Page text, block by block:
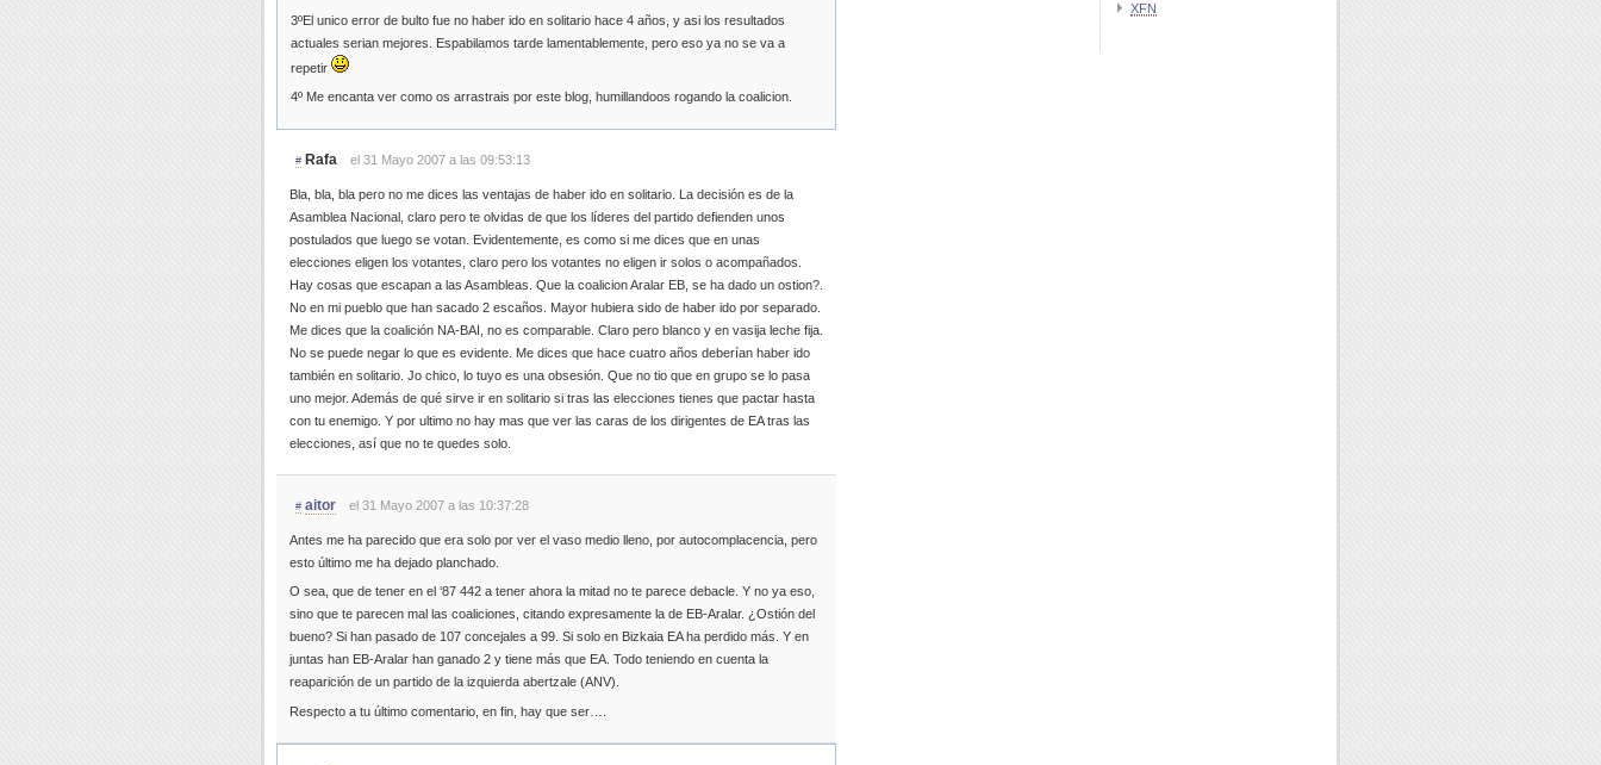
3ºEl unico error de bulto fue no haber ido en solitario hace 4 años, y asi los resultados
actuales serian mejores. Espabilamos tarde lamentablemente, pero eso ya no se va a
repetir
4º Me encanta ver como os arrastrais por este blog, humillandoos rogando la coalicion.
# Rafa el 31 Mayo 2007 a las 09:53:13
Bla, bla, bla pero no me dices las ventajas de haber ido en solitario. La decisión es de la
Asamblea Nacional, claro pero te olvidas de que los líderes del partido defienden unos
postulados que luego se votan. Evidentemente, es como si me dices que en unas
elecciones eligen los votantes, claro pero los votantes no eligen ir solos o acompañados.
Hay cosas que escapan a las Asambleas. Que la coalicion Aralar EB, se ha dado un ostion?.
No en mi pueblo que han sacado 2 escaños. Mayor hubiera sido de haber ido por separado.
Me dices que la coalición NA-BAI, no es comparable. Claro pero blanco y en vasija leche fija.
No se puede negar lo que es evidente. Me dices que hace cuatro años deberían haber ido
también en solitario. Jo chico, lo tuyo es una obsesión. Que no tio que en grupo se lo pasa
uno mejor. Además de qué sirve ir en solitario si tras las elecciones tienes que pactar hasta
con tu enemigo. Y por ultimo no hay mas que ver las caras de los dirigentes de EA tras las
elecciones, así que no te quedes solo.
# aitor el 31 Mayo 2007 a las 10:37:28
Antes me ha parecido que era solo por ver el vaso medio lleno, por autocomplacencia, pero
esto último me ha dejado planchado.
O sea, que de tener en el ‘87 442 a tener ahora la mitad no te parece debacle. Y no ya eso,
sino que te parecen mal las coaliciones, citando expresamente la de EB-Aralar. ¿Ostión del
bueno? Si han pasado de 107 concejales a 99. Si solo en Bizkaia EA ha perdido más. Y en
juntas han EB-Aralar han ganado 2 y tiene más que EA. Todo teniendo en cuenta la
reaparición de un partido de la izquierda abertzale (ANV).
Respecto a tu último comentario, en fin, hay que ser….
XFN